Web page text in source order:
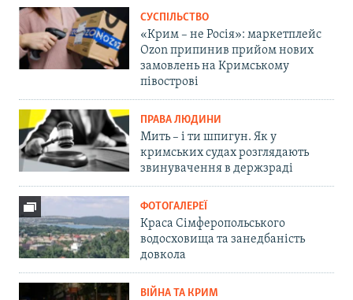
СУСПІЛЬСТВО
«Крим – не Росія»: маркетплейс
Ozon припинив прийом нових
замовлень на Кримському
півострові
ПРАВА ЛЮДИНИ
Мить – і ти шпигун. Як у
кримських судах розглядають
звинувачення в держзраді
ФОТОГАЛЕРЕЇ
Краса Сімферопольського
водосховища та занедбаність
довкола
ВІЙНА ТА КРИМ